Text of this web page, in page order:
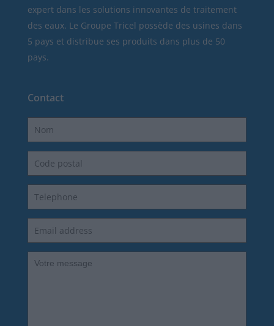
expert dans les solutions innovantes de traitement
des eaux. Le Groupe Tricel possède des usines dans
5 pays et distribue ses produits dans plus de 50
pays.
Contact